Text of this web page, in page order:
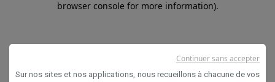
browser console for more information).
Sur nos sites et nos applications, nous recueillons à chacune de vos
Continuer sans accepter